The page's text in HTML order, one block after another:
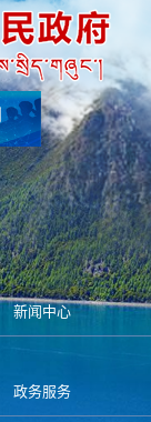
新闻中心
政务服务